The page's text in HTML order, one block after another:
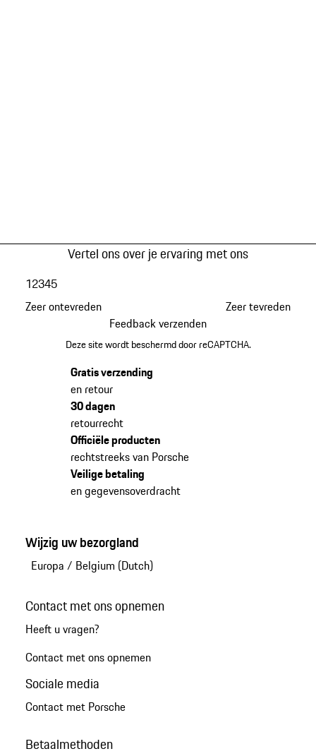
Vertel ons over je ervaring met ons
Zeer ontevreden
12345
Zeer tevreden
Feedback verzenden
Deze site wordt beschermd door reCAPTCHA.
Gratis verzending
en retour
30 dagen
retourrecht
Officiële producten
rechtstreeks van Porsche
Veilige betaling
en gegevensoverdracht
Wijzig uw bezorgland
Europa / Belgium (Dutch)
Contact met ons opnemen
Heeft u vragen?
Contact met ons opnemen
Sociale media
Contact met Porsche
Betaalmethoden